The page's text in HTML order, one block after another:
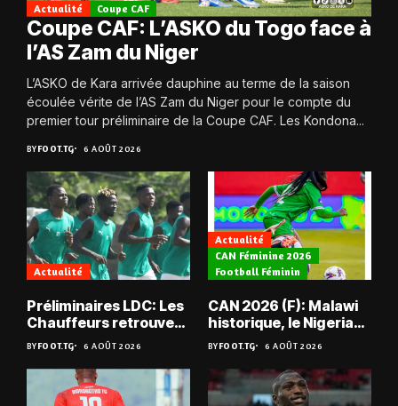
Actualité Coupe CAF
Coupe CAF: L’ASKO du Togo face à
l’AS Zam du Niger
L’ASKO de Kara arrivée dauphine au terme de la saison
écoulée vérite de l’AS Zam du Niger pour le compte du
premier tour préliminaire de la Coupe CAF. Les Kondona...
BYFOOT.TG 6 AOÛT 2026
Actualité
Préliminaires LDC: Les
Chauffeurs retrouvent
les Mimos
BYFOOT.TG 6 AOÛT 2026
Actualité
CAN Féminine 2026
Football Féminin
CAN 2026 (F): Malawi
historique, le Nigeria
sauvé, la Zambie
éliminée
BYFOOT.TG 6 AOÛT 2026